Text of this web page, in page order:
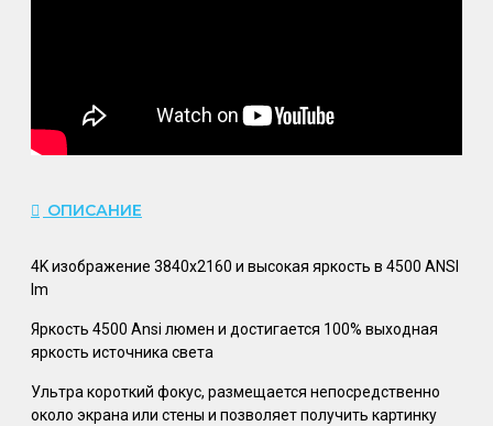
ОПИСАНИЕ
4K изображение 3840x2160 и высокая яркость в 4500 ANSI
lm
Яркость 4500 Ansi люмен и достигается 100% выходная
яркость источника света
Ультра короткий фокус, размещается непосредственно
около экрана или стены и позволяет получить картинку